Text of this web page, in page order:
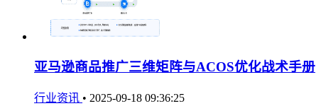
亚马逊商品推广三维矩阵与ACOS优化战术手册
行业资讯 • 2025-09-18 09:36:25